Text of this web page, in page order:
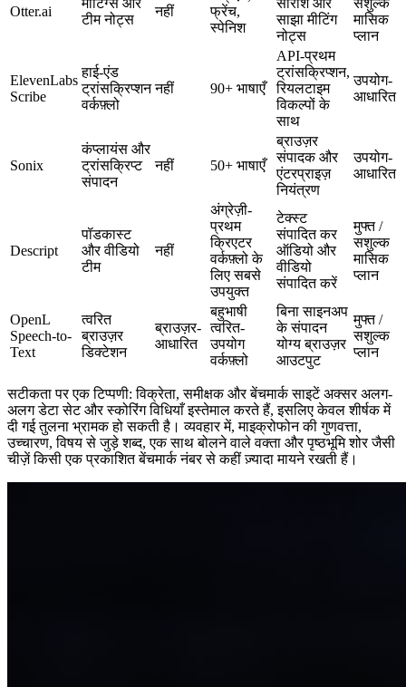
Otter.ai
टीम नोट्स
नहीं
फ्रेंच,
स्पेनिश
साझा मीटिंग
नोट्स
मासिक
प्लान
ElevenLabs
Scribe
हाई-एंड
ट्रांसक्रिप्शन
वर्कफ़्लो
नहीं 90+ भाषाएँ
API-प्रथम
ट्रांसक्रिप्शन,
रियलटाइम
विकल्पों के
साथ
उपयोग-
आधारित
Sonix
कंप्लायंस और
ट्रांसक्रिप्ट
संपादन
नहीं 50+ भाषाएँ
ब्राउज़र
संपादक और
एंटरप्राइज़
नियंत्रण
उपयोग-
आधारित
Descript
पॉडकास्ट
और वीडियो
टीम
नहीं
अंग्रेज़ी-
प्रथम
क्रिएटर
वर्कफ़्लो के
लिए सबसे
उपयुक्त
टेक्स्ट
संपादित कर
ऑडियो और
वीडियो
संपादित करें
मुफ्त /
सशुल्क
मासिक
प्लान
OpenL
Speech-to-
Text
त्वरित
ब्राउज़र
डिक्टेशन
ब्राउज़र-
आधारित
बहुभाषी
त्वरित-
उपयोग
वर्कफ़्लो
बिना साइनअप
के संपादन
योग्य ब्राउज़र
आउटपुट
मुफ्त /
सशुल्क
प्लान
सटीकता पर एक टिप्पणी: विक्रेता, समीक्षक और बेंचमार्क साइटें अक्सर अलग-
अलग डेटा सेट और स्कोरिंग विधियाँ इस्तेमाल करते हैं, इसलिए केवल शीर्षक में
दी गई तुलना भ्रामक हो सकती है। व्यवहार में, माइक्रोफोन की गुणवत्ता,
उच्चारण, विषय से जुड़े शब्द, एक साथ बोलने वाले वक्ता और पृष्ठभूमि शोर जैसी
चीज़ें किसी एक प्रकाशित बेंचमार्क नंबर से कहीं ज़्यादा मायने रखती हैं।